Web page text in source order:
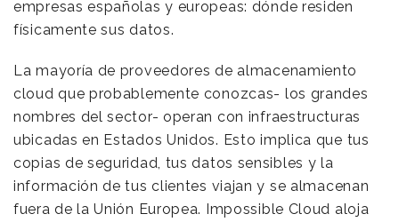
empresas españolas y europeas: dónde residen
físicamente sus datos.
La mayoría de proveedores de almacenamiento
cloud que probablemente conozcas- los grandes
nombres del sector- operan con infraestructuras
ubicadas en Estados Unidos. Esto implica que tus
copias de seguridad, tus datos sensibles y la
información de tus clientes viajan y se almacenan
fuera de la Unión Europea. Impossible Cloud aloja